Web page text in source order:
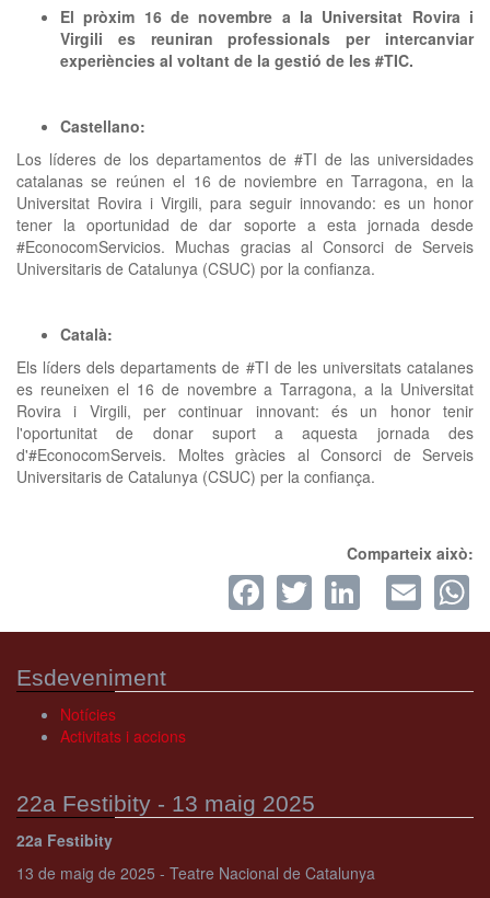
El pròxim 16 de novembre a la Universitat Rovira i
Virgili es reuniran professionals per intercanviar
experiències al voltant de la gestió de les #TIC.
Castellano:
Los líderes de los departamentos de #TI de las universidades
catalanas se reúnen el 16 de noviembre en Tarragona, en la
Universitat Rovira i Virgili, para seguir innovando: es un honor
tener la oportunidad de dar soporte a esta jornada desde
#EconocomServicios. Muchas gracias al Consorci de Serveis
Universitaris de Catalunya (CSUC) por la confianza.
Català:
Els líders dels departaments de #TI de les universitats catalanes
es reuneixen el 16 de novembre a Tarragona, a la Universitat
Rovira i Virgili, per continuar innovant: és un honor tenir
l'oportunitat de donar suport a aquesta jornada des
d'#EconocomServeis. Moltes gràcies al Consorci de Serveis
Universitaris de Catalunya (CSUC) per la confiança.
Comparteix això:
Facebook
Twitter
Esdeveniment
Notícies
Activitats i accions
22a Festibity - 13 maig 2025
22a Festibity
13 de maig de 2025 - Teatre Nacional de Catalunya